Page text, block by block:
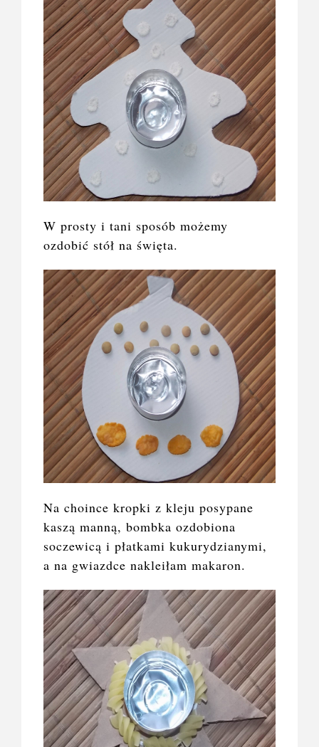
W prosty i tani sposób możemy
ozdobić stół na święta.
Na choince kropki z kleju posypane
kaszą manną, bombka ozdobiona
soczewicą i płatkami kukurydzianymi,
a na gwiazdce nakleiłam makaron.